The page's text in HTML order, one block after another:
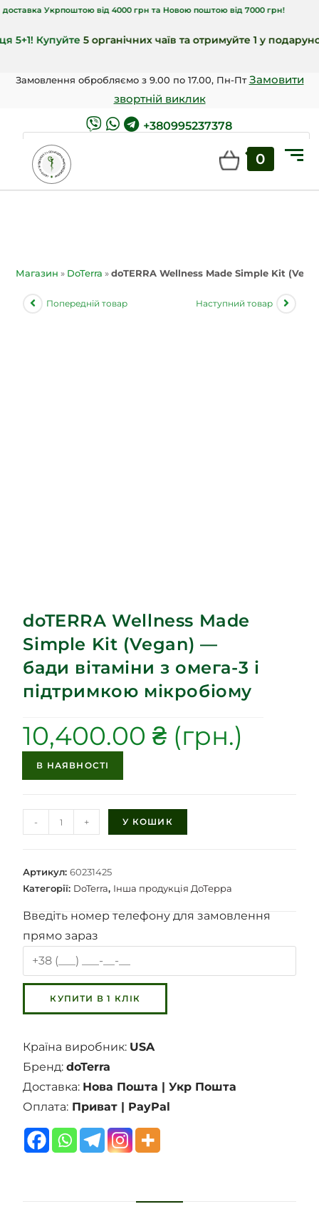
Укрпоштою від 4000 грн та Новою поштою від 7000 грн!
Купуйте5 органічних чаїв та отримуйте 1 у подарунок🎁!
Замовлення обробляємо з 9.00 по 17.00, Пн-ПтЗамовити
звортній виклик
+380995237378
0
Магазин » DoTerra »doTERRA Wellness Made Simple Kit
Попередній товар Наступний товар
doTERRA Wellness Made
Simple Kit (Vegan) —
бади вітаміни з омега-3 і
підтримкою мікробіому
10,400.00₴
В НАЯВНОСТІ
- + У КОШИК
Артикул:60231425
Категорії: DoTerra, Інша продукція ДоТерра
Введіть номер телефону для замовлення
прямо зараз
Країна виробник: USA
Бренд:doTerra
Доставка: Нова Пошта | Укр Пошта
Оплата: Приват | PayPal